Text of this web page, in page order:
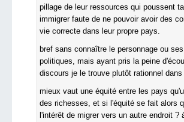
pillage de leur ressources qui poussent
immigrer faute de ne pouvoir avoir des
vie correcte dans leur propre pays.
bref sans connaître le personnage ou
politiques, mais ayant pris la peine
discours je le trouve plutôt rationnel
mieux vaut une équité entre les pays
des richesses, et si l'équité se fait alors
l'intérêt de migrer vers un autre endroit ?